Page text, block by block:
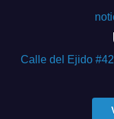
Calle del Ejido